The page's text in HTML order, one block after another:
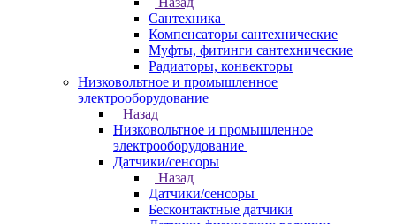
Сантехника
Компенсаторы сантехнические
Муфты, фитинги сантехнические
Радиаторы, конвекторы
Низковольтное и промышленное
электрооборудование
Назад
Низковольтное и промышленное
электрооборудование
Датчики/сенсоры
Назад
Датчики/сенсоры
Бесконтактные датчики